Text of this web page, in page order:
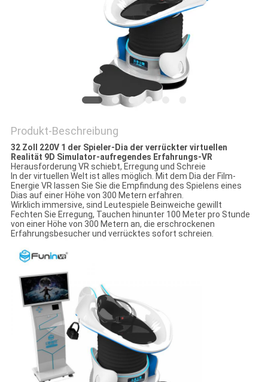
Produkt-Beschreibung
32 Zoll 220V 1 der Spieler-Dia der verrückter virtuellen
Realität 9D Simulator-aufregendes Erfahrungs-VR
Herausforderung VR schiebt, Erregung und Schreie
In der virtuellen Welt ist alles möglich. Mit dem Dia der Film-
Energie VR lassen Sie Sie die Empfindung des Spielens eines
Dias auf einer Höhe von 300 Metern erfahren.
Wirklich immersive, sind Leutespiele Beinweiche gewillt
Fechten Sie Erregung, Tauchen hinunter 100 Meter pro Stunde
von einer Höhe von 300 Metern an, die erschrockenen
Erfahrungsbesucher und verrücktes sofort schreien.